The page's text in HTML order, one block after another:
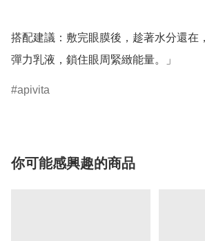
搭配建議：敷完眼膜後，趁著水分還在
彈力乳液，鎖住眼周緊緻能量。」
apivita
你可能感興趣的商品